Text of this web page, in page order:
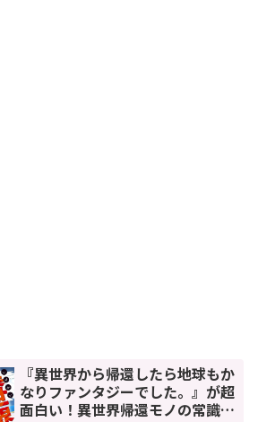
『異世界から帰還したら地球もか
なりファンタジーでした。』が超
面白い！異世界帰還モノの常識を